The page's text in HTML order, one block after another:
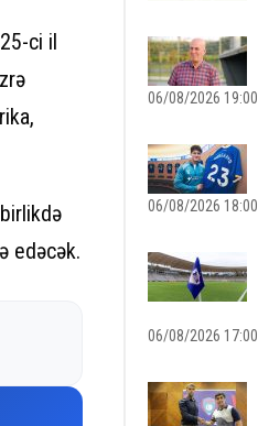
ci il
edəcək.
06/08/2026 19:00
06/08/2026 18:00
06/08/2026 17:00